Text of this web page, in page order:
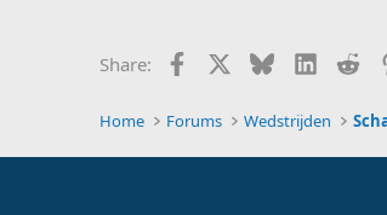
o
:
Share: Facebook Bluesky
Home Forums Wedstrijden